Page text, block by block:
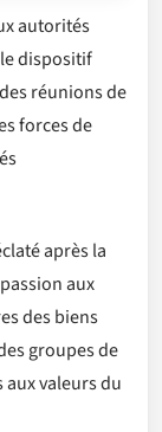
autorités
dispositif
réunions de
forces de
après la
aux
des biens
groupes de
valeurs du